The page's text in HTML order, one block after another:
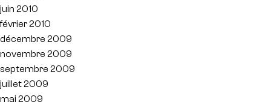
juin 2010
février 2010
décembre 2009
novembre 2009
septembre 2009
juillet 2009
mai 2009